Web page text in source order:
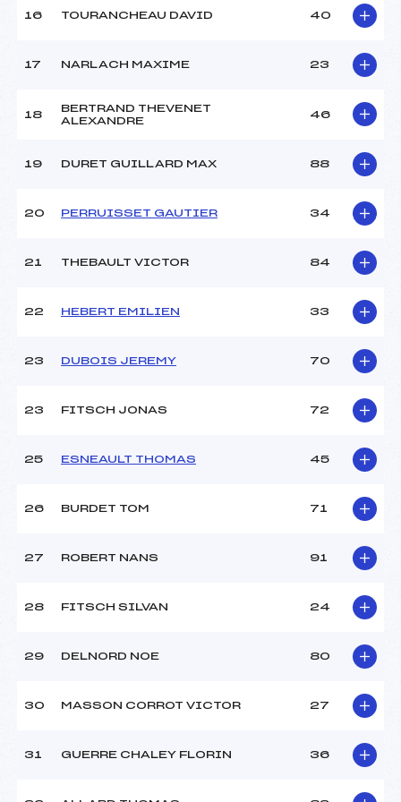
246.9000
Catégorie :
Pou+Ben
16 TOURANCHEAU DAVID 40
17 NARLACH MAXIME 23
18
BERTRAND THEVENET
ALEXANDRE
46
19 DURET GUILLARD MAX 88
20 PERRUISSET GAUTIER 34
21 THEBAULT VICTOR 84
22 HEBERT EMILIEN 33
23 DUBOIS JEREMY 70
23 FITSCH JONAS 72
25 ESNEAULT THOMAS 45
26 BURDET TOM 71
27 ROBERT NANS 91
28 FITSCH SILVAN 24
29 DELNORD NOE 80
30 MASSON CORROT VICTOR 27
31 GUERRE CHALEY FLORIN 36